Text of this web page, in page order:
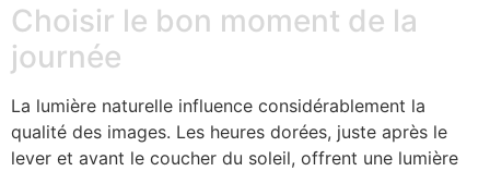
Choisir le bon moment de la
journée
La lumière naturelle influence considérablement la
qualité des images. Les heures dorées, juste après le
lever et avant le coucher du soleil, offrent une lumière